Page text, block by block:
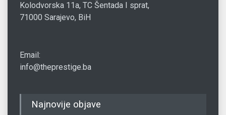
Kolodvorska 11a, TC Šentada I sprat,
71000 Sarajevo, BiH
Email:
info@theprestige.ba
Najnovije objave